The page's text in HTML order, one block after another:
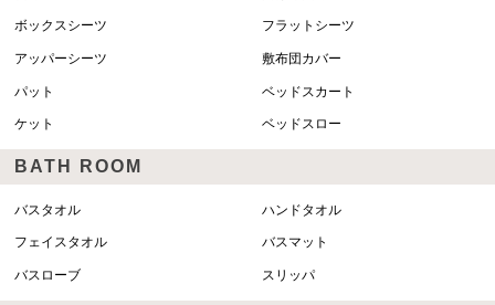
ボックスシーツ フラットシーツ
アッパーシーツ 敷布団カバー
パット ベッドスカート
ケット ベッドスロー
BATH ROOM
バスタオル ハンドタオル
フェイスタオル バスマット
バスローブ スリッパ